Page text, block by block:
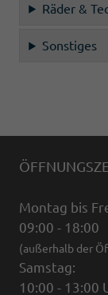
Räder &
Sonstiges
Montag bis
09:00 - 18:00
(außerhalb der
Samstag:
10:00 - 13:00